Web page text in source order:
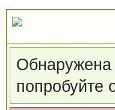
попробуйте